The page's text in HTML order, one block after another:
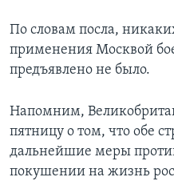
По словам посла,
применения Москвой
предъявлено не было.
Напомним,
пятницу о том, что обе
дальнейшие меры
покушении на жизнь